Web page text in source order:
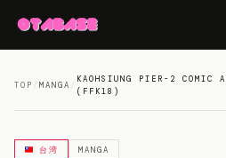
TOP / MANGA /
KAOHSIUNG PIER-2 COMIC
(FFK18)
台湾 MANGA